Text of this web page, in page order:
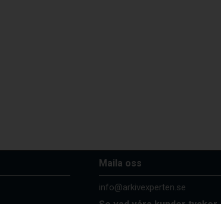
Maila oss
info@arkivexperten.se